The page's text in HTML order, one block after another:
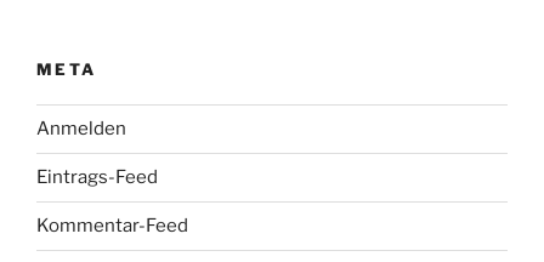
META
Anmelden
Eintrags-Feed
Kommentar-Feed